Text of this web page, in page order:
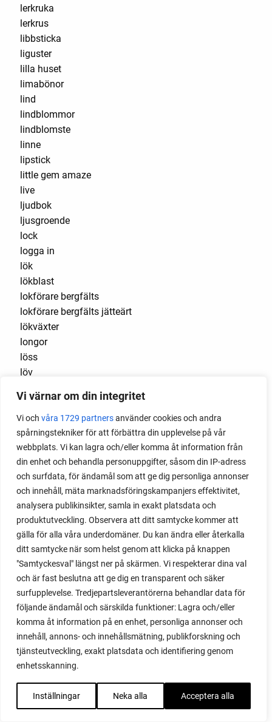
Vi värnar om din integritet
Vi och våra 1729 partnersanvänder cookies och andra
spårningstekniker för att förbättra din upplevelse på vår
webbplats. Vi kan lagra och/eller komma åt information från
din enhet och behandla personuppgifter, såsom din IP-adress
och surfdata, för ändamål som att ge dig personliga annonser
och innehåll, mäta marknadsföringskampanjers effektivitet,
analysera publikinsikter, samla in exakt platsdata och
produktutveckling. Observera att ditt samtycke kommer att
gälla för alla våra underdomäner. Du kan ändra eller återkalla
ditt samtycke när som helst genom att klicka på knappen
"Samtyckesval" längst ner på skärmen. Vi respekterar dina val
och är fast beslutna att ge dig en transparent och säker
surfupplevelse. Tredjepartsleverantörerna behandlar data för
följande ändamål och särskilda funktioner: Lagra och/eller
komma åt information på en enhet, personliga annonser och
innehåll, annons- och innehållsmätning, publikforskning och
tjänsteutveckling, exakt platsdata och identifiering genom
enhetsskanning.
Inställningar Neka alla Acceptera alla
lerkruka
lerkrus
libbsticka
liguster
lilla huset
limabönor
lind
lindblommor
lindblomste
linne
lipstick
little gem amaze
live
ljudbok
ljusgroende
lock
logga in
lök
lökblast
lokförare bergfälts
lokförare bergfälts jätteärt
lökväxter
longor
löss
löv
luftlök
luktärt
luktärter
Luleå
maché
majrova
majs
majskolvar
majskorn
måla
malou efter tio
mangold
märgärt
märgärter
markduk
marmelad
mars
marsvin
maskkompost
maskrosor